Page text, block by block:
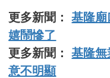
更多新聞：基隆
嬉鬧慘了
更多新聞：基隆
意不明顯